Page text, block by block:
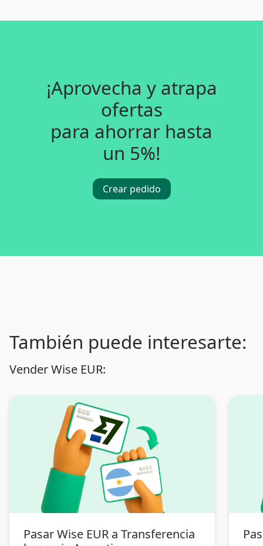
¡Aprovecha y atrapa
ofertas
para ahorrar hasta
un 5%!
Crear pedido
También puede interesarte:
Vender Wise EUR:
Pasar Wise EUR a Transferencia